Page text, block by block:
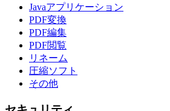
Javaアプリケーション
PDF変換
PDF編集
PDF閲覧
リネーム
圧縮ソフト
その他